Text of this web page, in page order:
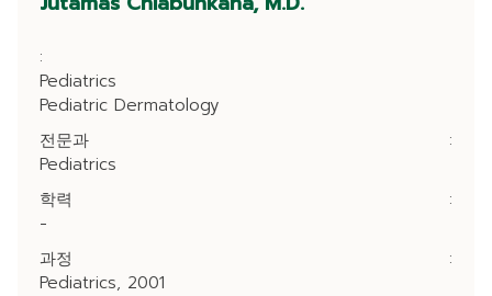
:
Pediatrics
Pediatric Dermatology
전문과
:
Pediatrics
학력
:
-
과정
:
Pediatrics, 2001